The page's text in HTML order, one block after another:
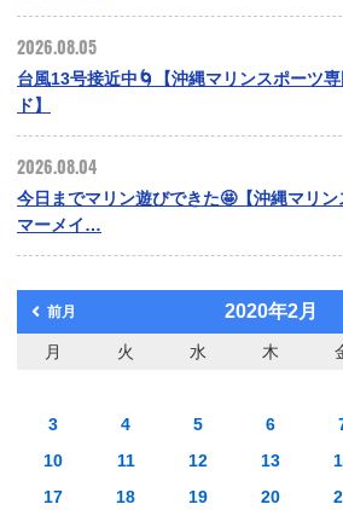
2026.08.05
台風13号接近中🌀【沖縄マリンスポーツ
ド】
2026.08.04
今日までマリン遊びできた🤩【沖縄マリ
マーメイ…
前月 2020年2月
月 火 水 木
3
4 5 6
10
11 12 13
17
18 19 20